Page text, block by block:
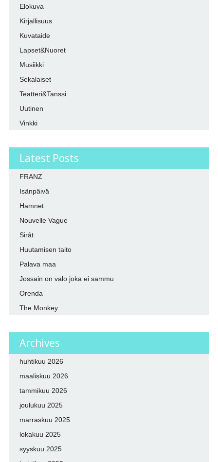
Elokuva
Kirjallisuus
Kuvataide
Lapset&Nuoret
Musiikki
Sekalaiset
Teatteri&Tanssi
Uutinen
Vinkki
Latest Posts
FRANZ
Isänpäivä
Hamnet
Nouvelle Vague
Sirât
Huutamisen taito
Palava maa
Jossain on valo joka ei sammu
Orenda
The Monkey
Archives
huhtikuu 2026
maaliskuu 2026
tammikuu 2026
joulukuu 2025
marraskuu 2025
lokakuu 2025
syyskuu 2025